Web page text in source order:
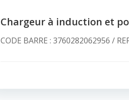
Chargeur à induction et
CODE BARRE : 3760282062956 /